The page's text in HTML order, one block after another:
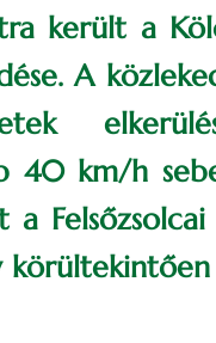
került a
A
40 km/h